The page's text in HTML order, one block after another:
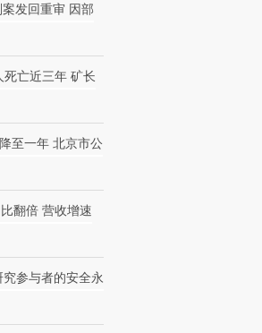
发回重审 因部
亡近三年 矿长
至一年 北京市公
翻倍 营收增速
参与者的安全永